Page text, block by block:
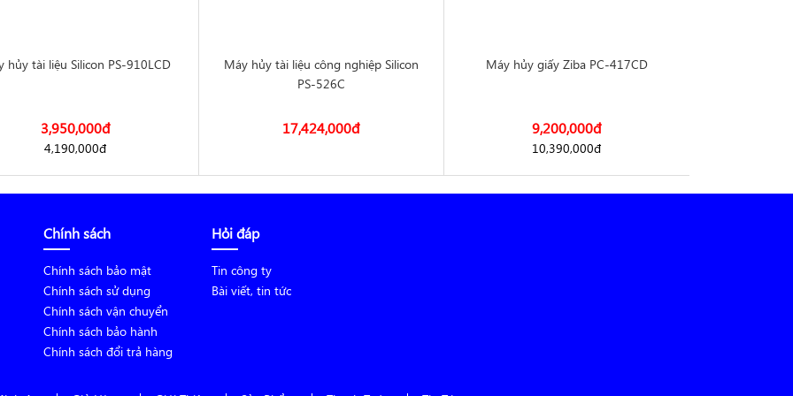
hủy tài liệu Silicon PS-910LCD
3,950,000đ
4,190,000đ
Máy hủy tài liệu công nghiệp Silicon
PS-526C
17,424,000đ
Máy hủy giấy Ziba PC-417CD
9,200,000đ
10,390,000đ
Chính sách
Chính sách bảo mật
Chính sách sử dụng
Chính sách vận chuyển
Chính sách bảo hành
Chính sách đổi trả hàng
Hỏi đáp
Tin công ty
Bài viết, tin tức